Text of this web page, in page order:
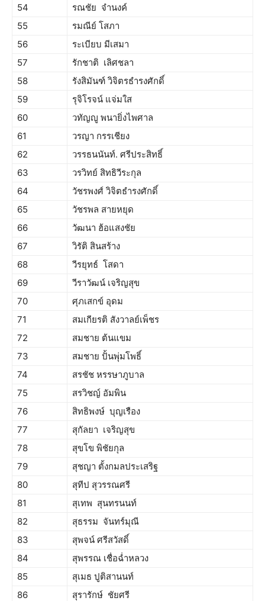
54
รณชัย จำนงค์
55
รมณีย์ โสภา
56
ระเบียบ มีเสมา
57
รักชาติ เลิศชลา
58
รังสิมันฑ์ วิจิตรธำรงศักดิ์
59
รุจิโรจน์ แจ่มใส
60
วทัญญู พนายิ่งไพศาล
61
วรญา กรรเชียง
62
วรรธนนันท์. ศรีประสิทธิ์
63
วรวิทย์ สิทธิวีระกุล
64
วัชรพงศ์ วิจิตธำรงศักดิ์
65
วัชรพล สายหยุด
66
วัฒนา ฮ้อแสงชัย
67
วิรัติ สินสร้าง
68
วีรยุทธ์ โสดา
69
วีราวัฒน์ เจริญสุข
70
ศุภเสกข์ อุดม
71
สมเกียรติ สังวาลย์เพ็ชร
72
สมชาย ต้นแขม
73
สมชาย ปั้นพุ่มโพธิ์
74
สรชัช หรรษาภูบาล
75
สรวิชญ์ อัมพิน
76
สิทธิพงษ์ บุญเรือง
77
สุกัลยา เจริญสุข
78
สุขโข พิชัยกุล
79
สุชญา ตั้งกมลประเสริฐ
80
สุทีป สุวรรณศรี
81
สุเทพ สุนทรนนท์
82
สุธรรม จันทร์มุณี
83
สุพจน์ ศรีสวัสดิ์
84
สุพรรณ เชื่อฉ่ำหลวง
85
สุเมธ ปูติสานนท์
86
สุรารักษ์ ชัยศรี